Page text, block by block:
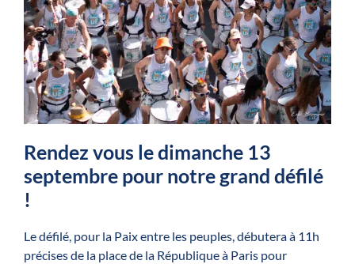
Rendez vous le dimanche 13
septembre pour notre grand défilé
!
Le défilé, pour la Paix entre les peuples, débutera à 11h
précises de la place de la République à Paris pour